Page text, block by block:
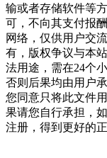
输或者存储软件等
可，不向其支付报
网络，仅供用户交
有，版权争议与本
法用途，需在24个
否则后果均由用户
您同意只将此文件
果请您自行承担，
注册，得到更好的正